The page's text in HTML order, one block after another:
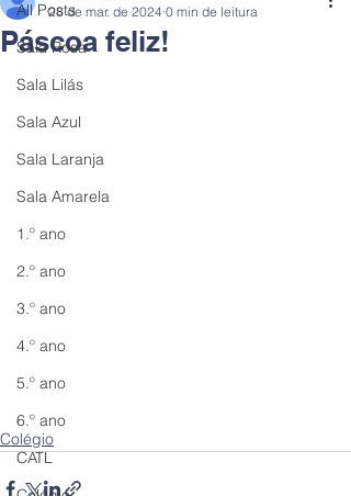
All Posts
Sala Rosa
Sala Lilás
Sala Azul
Sala Laranja
Sala Amarela
1.º ano
2.º ano
3.º ano
4.º ano
5.º ano
6.º ano
CATL
Páscoa feliz!
28 de mar. de 2024 0 min de leitura
Colégio